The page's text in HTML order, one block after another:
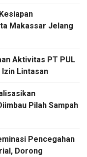
Makassar Jelang
Aktivitas PT PUL
Izin Lintasan
Pilah Sampah
Pencegahan
Dorong